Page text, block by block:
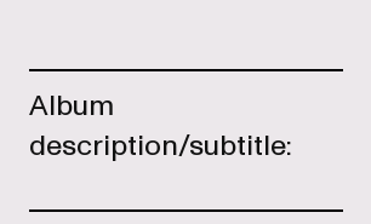
Album
description/subtitle: